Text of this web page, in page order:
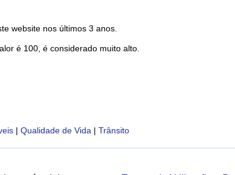
website nos últimos 3 anos.
é 100, é considerado muito alto.
| Qualidade de Vida | Trânsito